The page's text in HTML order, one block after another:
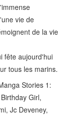
vie de
de la vie
fête aujourd'hui
tous les marins.
Stories 1:
Girl,
Jc Deveney,